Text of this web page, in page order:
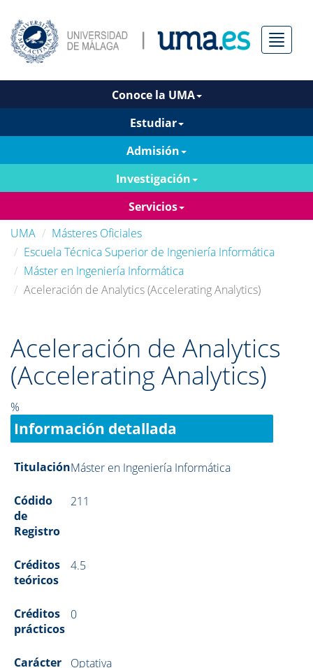
Menú
Conoce la UMA
Estudiar
Admisión
Investigación
Servicios
UMA
Másteres Oficiales
Escuela Técnica Superior de Ingeniería Informática
Máster en Ingeniería Informática
Aceleración de Analytics (Accelerating Analytics)
Aceleración de Analytics
(Accelerating Analytics)
%
Información detallada
TitulaciónMáster en Ingeniería Informática
Códido
de
Registro
211
Créditos
teóricos
4.5
Créditos
prácticos
0
Carácter Optativa